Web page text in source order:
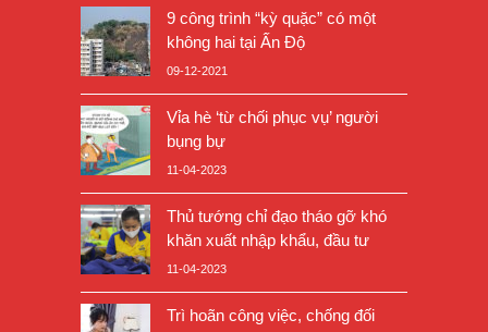
9 công trình “kỳ quặc” có một
không hai tại Ấn Độ
09-12-2021
Vỉa hè ‘từ chối phục vụ’ người
bụng bự
11-04-2023
Thủ tướng chỉ đạo tháo gỡ khó
khăn xuất nhập khẩu, đầu tư
11-04-2023
Trì hoãn công việc, chống đối